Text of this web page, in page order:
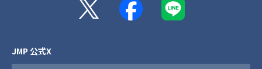
JMP 公式X